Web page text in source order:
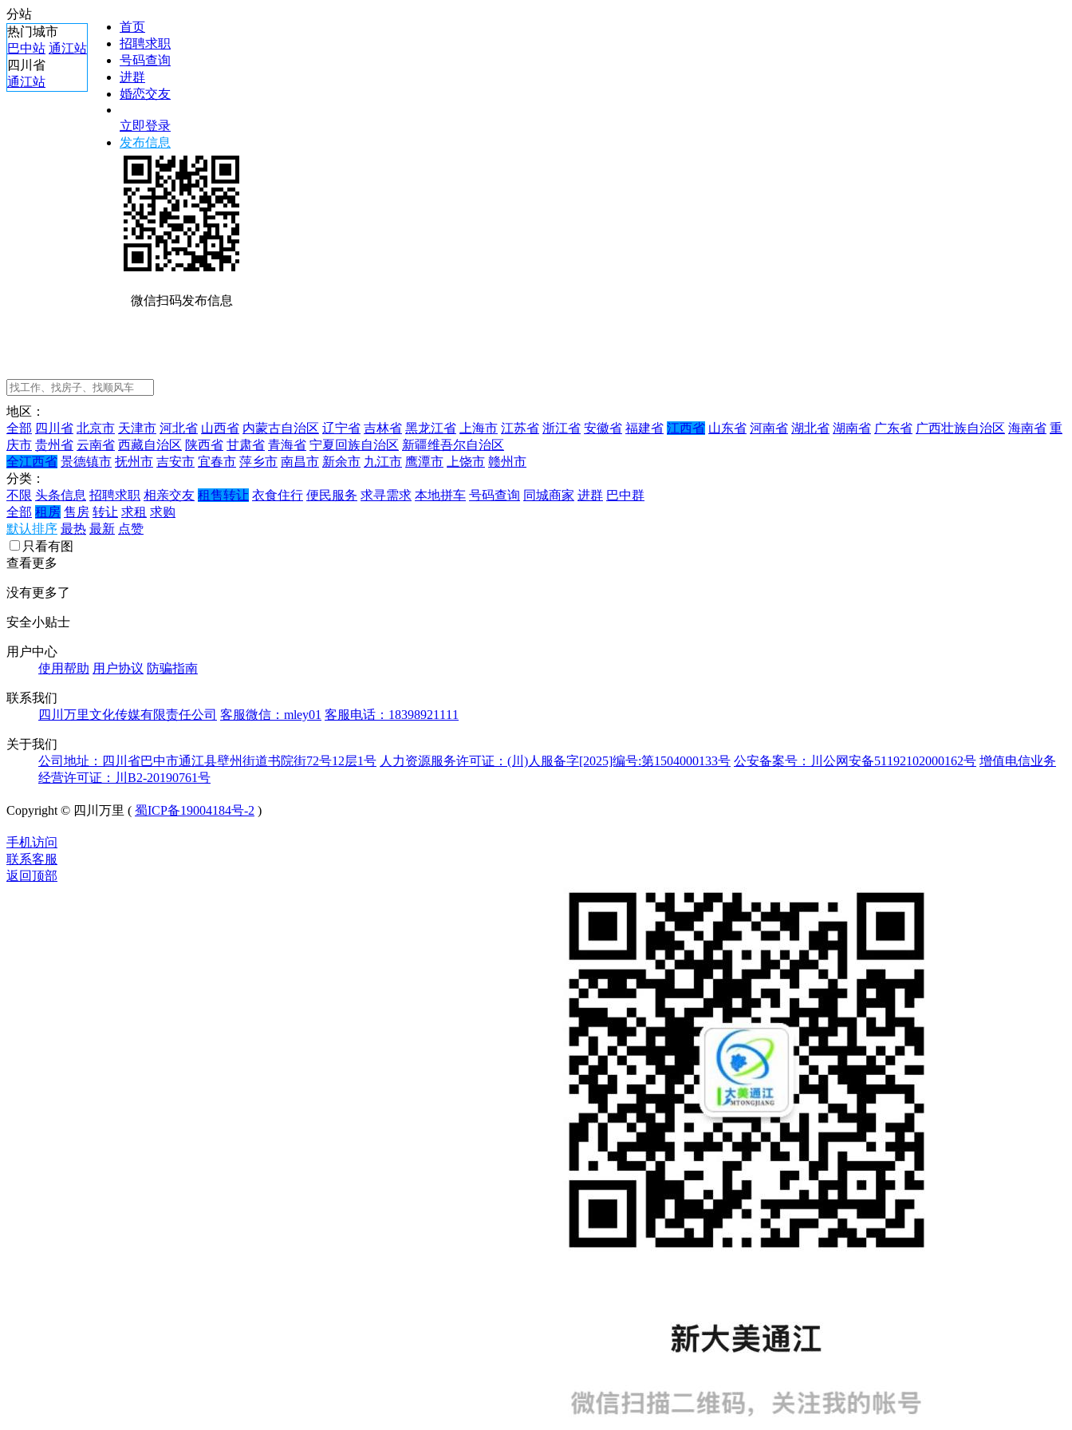
分站
热门城市
巴中站 通江站
四川省
通江站
首页
招聘求职
号码查询
进群
婚恋交友
立即登录
发布信息
微信扫码发布信息
地区：
全部 四川省 北京市 天津市 河北省 山西省 内蒙古自治区 辽宁省 吉林省 黑龙江省 上海市 江苏省 浙江省 安徽省 福建省 江西省 山东省 河南省 湖北省 湖南省 广东省 广西壮族自治区 海南省 重
庆市 贵州省 云南省 西藏自治区 陕西省 甘肃省 青海省 宁夏回族自治区 新疆维吾尔自治区
全江西省 景德镇市 抚州市 吉安市 宜春市 萍乡市 南昌市 新余市 九江市 鹰潭市 上饶市 赣州市
分类：
不限 头条信息 招聘求职 相亲交友 租售转让 衣食住行 便民服务 求寻需求 本地拼车 号码查询 同城商家 进群 巴中群
全部 租房 售房 转让 求租 求购
默认排序 最热 最新 点赞
只看有图
查看更多
没有更多了
安全小贴士
用户中心
使用帮助 用户协议 防骗指南
联系我们
四川万里文化传媒有限责任公司 客服微信：mley01 客服电话：18398921111
关于我们
公司地址：四川省巴中市通江县壁州街道书院街72号12层1号 人力资源服务许可证：(川)人服备字[2025]编号:第1504000133号 公安备案号：川公网安备51192102000162号 增值电信业务
经营许可证：川B2-20190761号
Copyright © 四川万里 ( 蜀ICP备19004184号-2 )
手机访问
联系客服
返回顶部